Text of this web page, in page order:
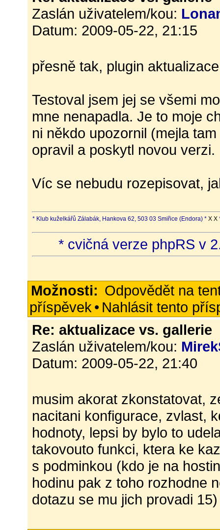
Zaslán uživatelem/kou:
Datum: 2009-05-22, 21:15
přesně tak, plugin
Testoval jsem jej se všemi
mne nenapadla. Je to moje
ni někdo upozornil (mejla
opravil a poskytl novou verzi.
Víc se nebudu rozepisovat,
* Klub kuželkářů Zálabák, Hankova 62, 503 03 Smiřice (Endora) *X X
* cvičná verze phpRS v
Možnosti: Odpovědět na
příspěvek • Nahlásit tento
Re: aktualizace vs. gallerie
Zaslán uživatelem/kou:
Datum: 2009-05-22, 21:40
musim akorat zkonstatovat,
nacitani konfigurace, zvlast,
hodnoty, lepsi by bylo to
takovouto funkci, ktera ke
s podminkou (kdo je na
hodinu pak z toho rozhodne
dotazu se mu jich provadi 15)